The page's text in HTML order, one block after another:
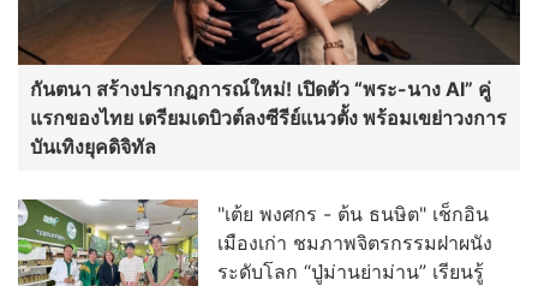
กันตนา สร้างปรากฏการณ์ใหม่! เปิดตัว “พระ-นาง AI” คู่
แรกของไทย เตรียมเดบิวต์ลงซีรีย์แนวตั้ง พร้อมเขย่าวงการ
บันเทิงยุคดิจิทัล
"เต้ย พงศกร - ต้น ธนษิต" เช็กอิน
เมืองเก่า ชมภาพจิตรกรรมฝาผนัง
ระดับโลก “ปู่ม่านย่าม่าน” เรียนรู้